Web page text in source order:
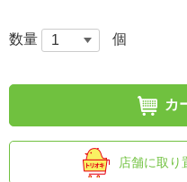
数量 個
カ
店舗に取り